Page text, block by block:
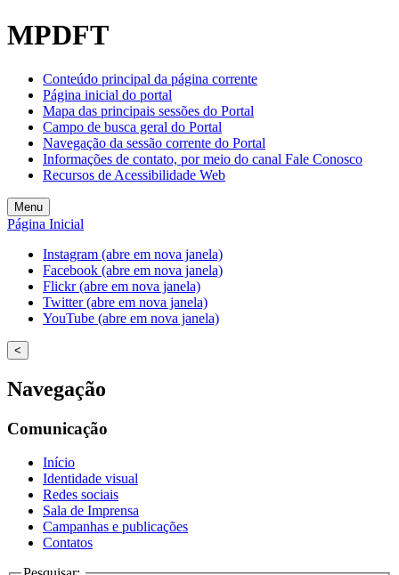
MPDFT
Conteúdo principal da página corrente
Página inicial do portal
Mapa das principais sessões do Portal
Campo de busca geral do Portal
Navegação da sessão corrente do Portal
Informações de contato, por meio do canal Fale Conosco
Recursos de Acessibilidade Web
Menu
Página Inicial
Instagram (abre em nova janela)
Facebook (abre em nova janela)
Flickr (abre em nova janela)
Twitter (abre em nova janela)
YouTube (abre em nova janela)
<
Navegação
Comunicação
Início
Identidade visual
Redes sociais
Sala de Imprensa
Campanhas e publicações
Contatos